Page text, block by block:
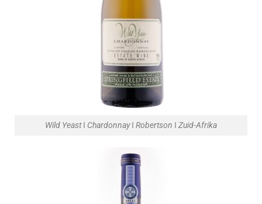
Wild Yeast ǀ Chardonnay ǀ Robertson ǀ Zuid-Afrika